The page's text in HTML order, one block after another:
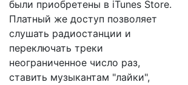
были приобретены в iTunes Store.
Платный же доступ позволяет
слушать радиостанции и
переключать треки
неограниченное число раз,
ставить музыкантам "лайки",